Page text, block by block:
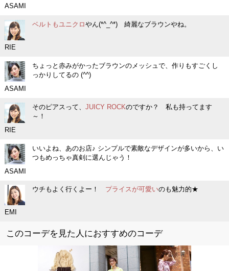
ASAMI
RIE
ベルトもユニクロやん(*^_^*) 綺麗なブラウンやね。
ASAMI
ちょっと赤みがかったブラウンのメッシュで、作りもすごくし
っかりしてるの (^^)
RIE
そのピアスって、 JUICY ROCKのですか？ 私も持ってます
～！
ASAMI
いいよね、あのお店♪ シンプルで素敵なデザインが多いから、い
つもめっちゃ真剣に選んじゃう！
EMI
ウチもよく行くよー！ プライスが可愛いのも魅力的★
このコーデを見た人におすすめのコーデ